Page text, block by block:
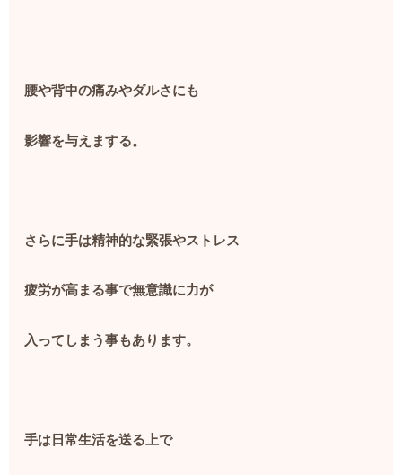
腰や背中の痛みやダルさにも
影響を与えまする。
さらに手は精神的な緊張やストレス
疲労が高まる事で無意識に力が
入ってしまう事もあります。
手は日常生活を送る上で